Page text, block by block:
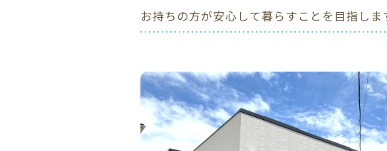
お持ちの方が安心して暮らすことを目指しま